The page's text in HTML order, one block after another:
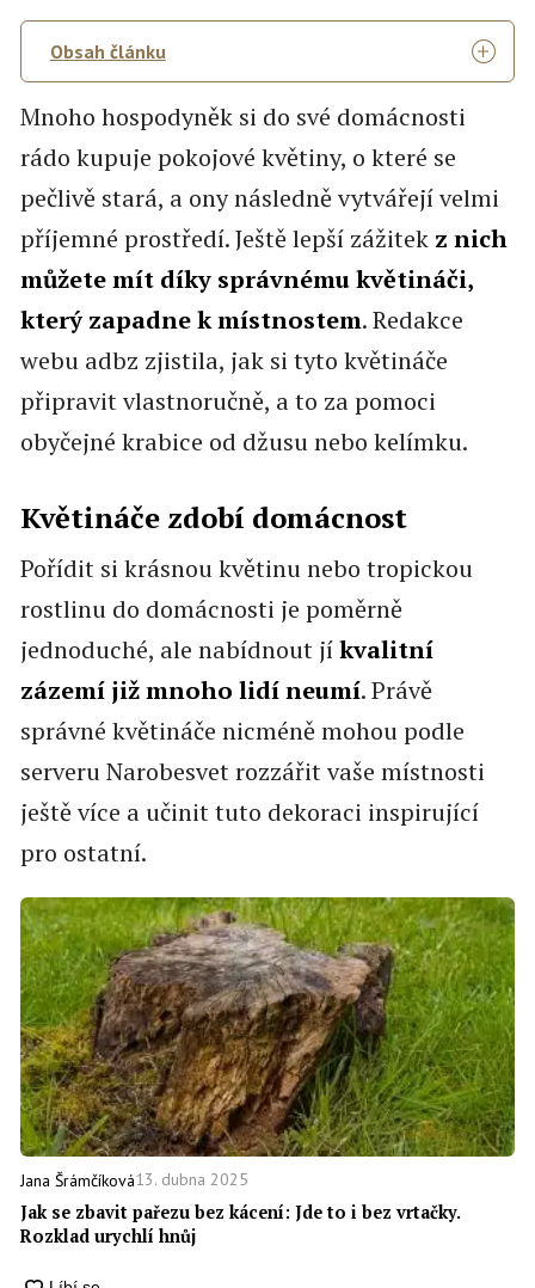
Obsah článku
Mnoho hospodyněk si do své domácnosti
rádo kupuje pokojové květiny, o které se
pečlivě stará, a ony následně vytvářejí velmi
příjemné prostředí. Ještě lepší zážitek z nich
můžete mít díky správnému květináči,
který zapadne k místnostem. Redakce
webu adbz zjistila, jak si tyto květináče
připravit vlastnoručně, a to za pomoci
obyčejné krabice od džusu nebo kelímku.
Květináče zdobí domácnost
Pořídit si krásnou květinu nebo tropickou
rostlinu do domácnosti je poměrně
jednoduché, ale nabídnout jíkvalitní
zázemí již mnoho lidí neumí. Právě
správné květináče nicméně mohou podle
serveru Narobesvet rozzářit vaše místnosti
ještě více a učinit tuto dekoraci inspirující
pro ostatní.
Jana Šrámčíková13. dubna 2025
Jak se zbavit pařezu bez kácení: Jde to i bez vrtačky.
Rozklad urychlí hnůj